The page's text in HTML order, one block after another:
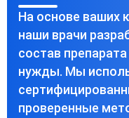
На основе ваших
наши врачи
состав
нужды. Мы
проверенные